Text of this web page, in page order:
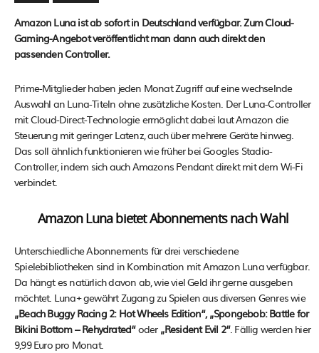
Amazon Luna ist ab sofort in Deutschland verfügbar. Zum Cloud-
Gaming-Angebot veröffentlicht man dann auch direkt den
passenden Controller.
Prime-Mitglieder haben jeden Monat Zugriff auf eine wechselnde
Auswahl an Luna-Titeln ohne zusätzliche Kosten. Der Luna-Controller
mit Cloud-Direct-Technologie ermöglicht dabei laut Amazon die
Steuerung mit geringer Latenz, auch über mehrere Geräte hinweg.
Das soll ähnlich funktionieren wie früher bei Googles Stadia-
Controller, indem sich auch Amazons Pendant direkt mit dem Wi-Fi
verbindet.
Amazon Luna bietet Abonnements nach Wahl
Unterschiedliche Abonnements für drei verschiedene
Spielebibliotheken sind in Kombination mit Amazon Luna verfügbar.
Da hängt es natürlich davon ab, wie viel Geld ihr gerne ausgeben
möchtet. Luna+ gewährt Zugang zu Spielen aus diversen Genres wie
„Beach Buggy Racing 2: Hot Wheels Edition“, „Spongebob: Battle for
Bikini Bottom – Rehydrated“oder „Resident Evil 2“. Fällig werden hier
9,99 Euro pro Monat.